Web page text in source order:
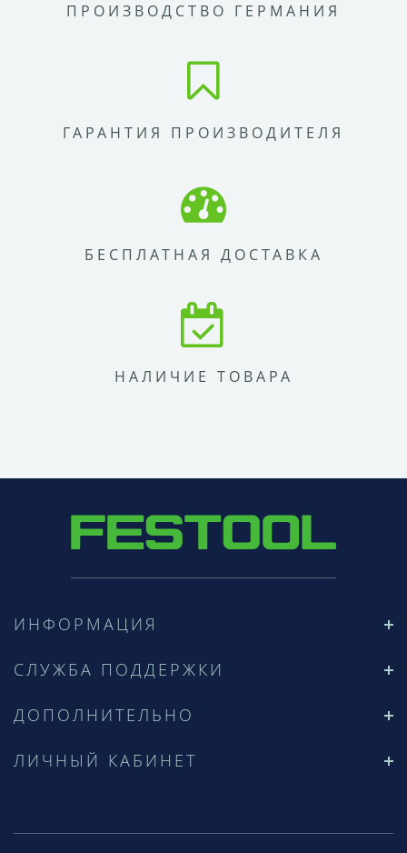
ПРОИЗВОДСТВО ГЕРМАНИЯ
ГАРАНТИЯ ПРОИЗВОДИТЕЛЯ
БЕСПЛАТНАЯ ДОСТАВКА
НАЛИЧИЕ ТОВАРА
ИНФОРМАЦИЯ
СЛУЖБА ПОДДЕРЖКИ
ДОПОЛНИТЕЛЬНО
ЛИЧНЫЙ КАБИНЕТ